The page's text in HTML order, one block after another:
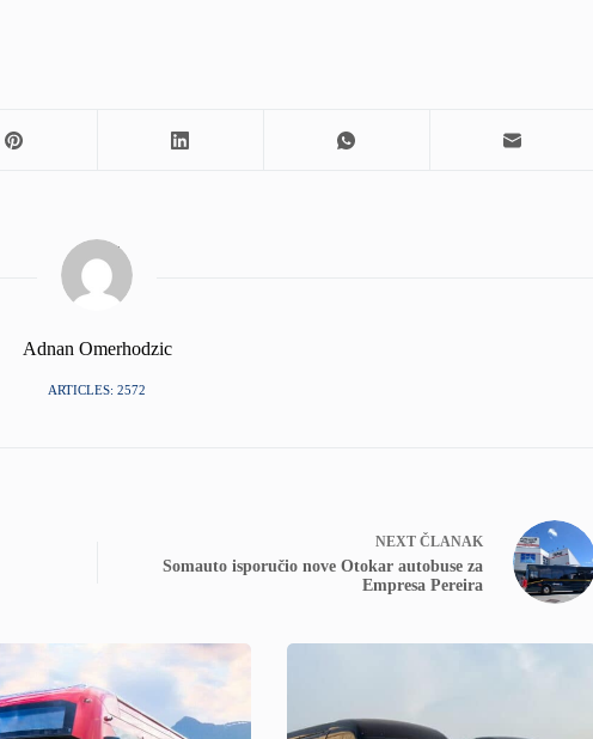
Adnan Omerhodzic
ARTICLES: 2572
NEXT ČLANAK
Somauto isporučio nove Otokar autobuse za
Empresa Pereira